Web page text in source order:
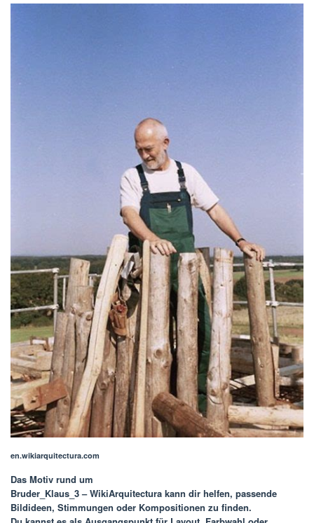
en.wikiarquitectura.com
Das Motiv rund um
Bruder_Klaus_3 – WikiArquitectura kann dir helfen, passende
Bildideen, Stimmungen oder Kompositionen zu finden.